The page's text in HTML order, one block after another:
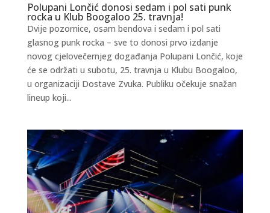
Polupani Lončić donosi sedam i pol sati punk
rocka u Klub Boogaloo 25. travnja!
Dvije pozornice, osam bendova i sedam i pol sati
glasnog punk rocka – sve to donosi prvo izdanje
novog cjelovečernjeg događanja Polupani Lončić, koje
će se održati u subotu, 25. travnja u Klubu Boogaloo,
u organizaciji Dostave Zvuka. Publiku očekuje snažan
lineup koji...